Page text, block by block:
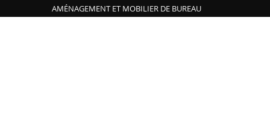
AMÉNAGEMENT ET MOBILIER DE BUREAU